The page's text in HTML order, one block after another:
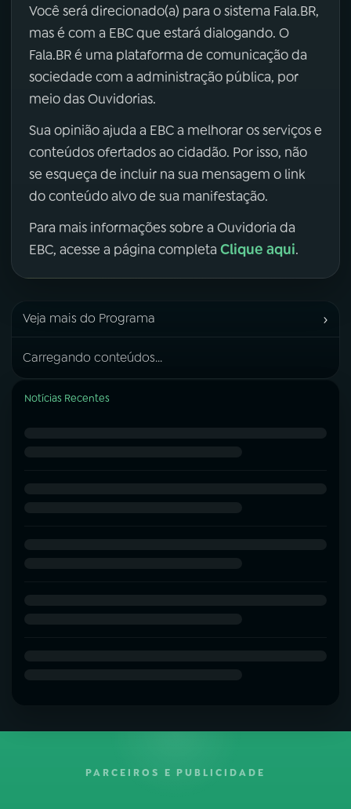
Você será direcionado(a) para o sistema Fala.BR,
mas é com a EBC que estará dialogando. O
Fala.BR é uma plataforma de comunicação da
sociedade com a administração pública, por
meio das Ouvidorias.
Sua opinião ajuda a EBC a melhorar os serviços e
conteúdos ofertados ao cidadão. Por isso, não
se esqueça de incluir na sua mensagem o link
do conteúdo alvo de sua manifestação.
Para mais informações sobre a Ouvidoria da
EBC, acesse a página completa Clique aqui.
Veja mais do Programa ›
Carregando conteúdos...
Notícias Recentes
PARCEIROS E PUBLICIDADE